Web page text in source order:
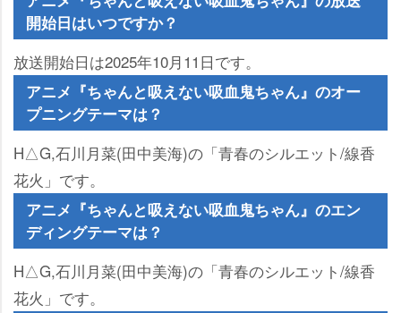
開始日はいつですか？
放送開始日は2025年10月11日です。
アニメ『ちゃんと吸えない吸血鬼ちゃん』のオー
プニングテーマは？
H△G,石川月菜(田中美海)の「青春のシルエット/線香
花火」です。
アニメ『ちゃんと吸えない吸血鬼ちゃん』のエン
ディングテーマは？
H△G,石川月菜(田中美海)の「青春のシルエット/線香
花火」です。